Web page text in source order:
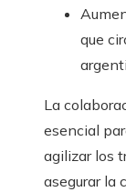
que
La
esencial
agilizar los
asegurar la